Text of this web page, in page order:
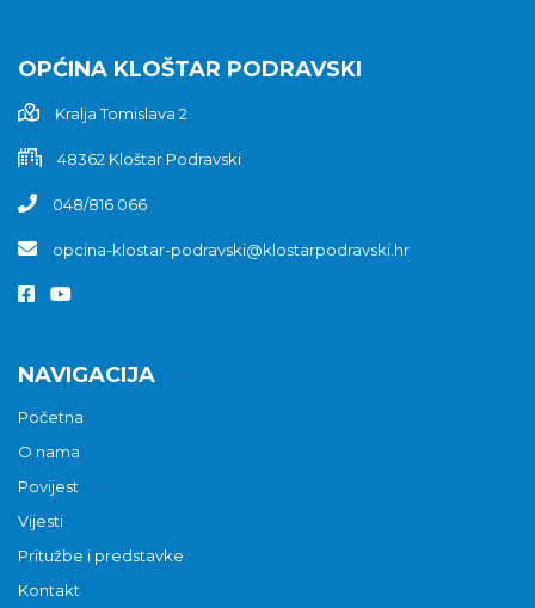
OPĆINA KLOŠTAR PODRAVSKI
Kralja Tomislava 2
48362 Kloštar Podravski
048/816 066
opcina-klostar-podravski@klostarpodravski.hr
NAVIGACIJA
Početna
O nama
Povijest
Vijesti
Pritužbe i predstavke
Kontakt